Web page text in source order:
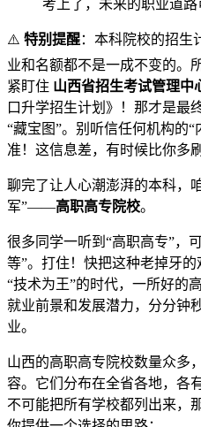
考上了，未来的职业道路
⚠️ 特别提醒：本科院校的招生
业和名额都不是一成不变的。
紧盯住 山西省招生考试管理中
口升学招生计划》！那才是最
“藏宝图”。别听信任何机构的
准！这信息差，有时候比你多
聊完了让人心潮澎湃的本科，
军”——高职高专院校。
很多同学一听到“高职高专”，
等”。打住！快把这种老掉牙
“技术为王”的时代，一所好的
就业前景和发展潜力，分分钟
业。
山西的高职高专院校数量众多
容。它们分布在全省各地，各
不可能把所有学校都列出来，